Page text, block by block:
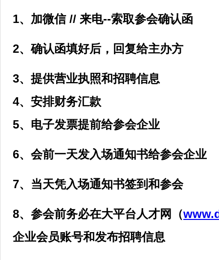
1、加微信 // 来电--索取参会确认函
2、确认函填好后，回复给主办方
3、提供营业执照和招聘信息
4、安排财务汇款
5、电子发票提前给参会企业
6、会前一天发入场通知书给参会企业
7、当天凭入场通知书签到和参会
8、参会前务必在大平台人才网（
企业会员账号和发布招聘信息